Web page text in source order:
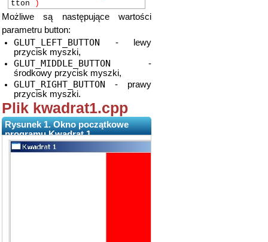
tton
)
Możliwe są następujące wartości
parametru button:
GLUT_LEFT_BUTTON - lewy
przycisk myszki,
GLUT_MIDDLE_BUTTON -
środkowy przycisk myszki,
GLUT_RIGHT_BUTTON - prawy
przycisk myszki.
Plik kwadrat1.cpp
Rysunek 1. Okno początkowe
programu Kwadrat 1